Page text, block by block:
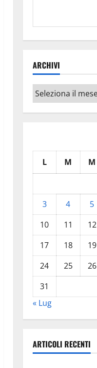
ARCHIVI
Archivi
L M M
3
4 5
10
11 12
17
18 19
24
25 26
31
« Lug
ARTICOLI RECENTI